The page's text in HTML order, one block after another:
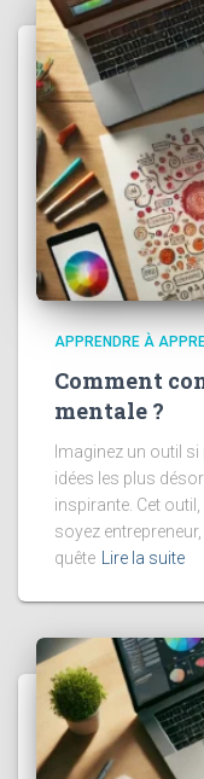
APPRENDRE À
Comment
mentale ?
Imaginez un outil
idées les plus
inspirante. Cet
soyez
quête Lire la suite